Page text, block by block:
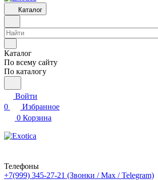
Каталог
Каталог
По всему сайту
По каталогу
Войти
0
Избранное
0 Корзина
Телефоны
+7(999) 345-27-21 (Звонки / Max / Telegram)